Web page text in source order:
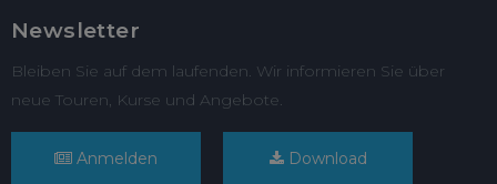
Newsletter
Bleiben Sie auf dem laufenden. Wir informieren Sie über
neue Touren, Kurse und Angebote.
Anmelden Download